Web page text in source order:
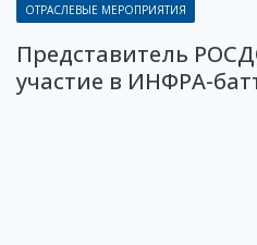
ОТРАСЛЕВЫЕ МЕРОПРИЯТИЯ
Представитель
участие в ИНФРА-